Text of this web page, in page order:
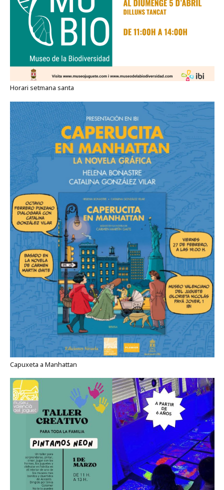
Horari setmana santa
Capuxeta a Manhattan